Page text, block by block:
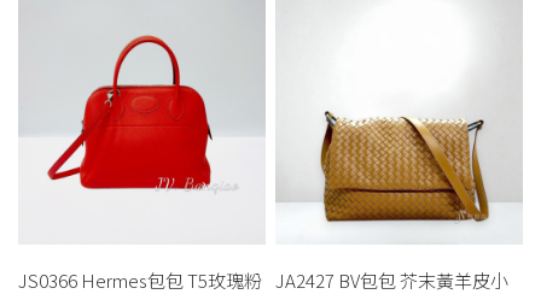
JS0366 Hermes包包 T5玫瑰粉 JA2427 BV包包 芥末黃羊皮小